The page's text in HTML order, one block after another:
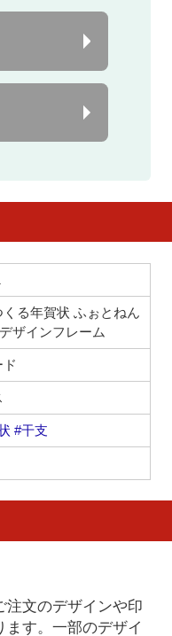
くる年賀状 ふぉとねん
ザインフレーム
#干支
注文のデザインや印
ます。一部のデザイ